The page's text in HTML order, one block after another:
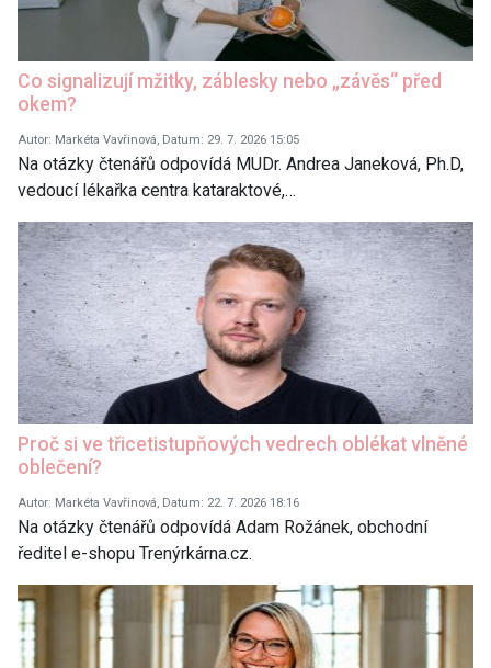
Co signalizují mžitky, záblesky nebo „závěs“ před
okem?
Autor: Markéta Vavřinová, Datum: 29. 7. 2026 15:05
Na otázky čtenářů odpovídá MUDr. Andrea Janeková, Ph.D,
vedoucí lékařka centra kataraktové,…
Proč si ve třicetistupňových vedrech oblékat vlněné
oblečení?
Autor: Markéta Vavřinová, Datum: 22. 7. 2026 18:16
Na otázky čtenářů odpovídá Adam Rožánek, obchodní
ředitel e-shopu Trenýrkárna.cz.